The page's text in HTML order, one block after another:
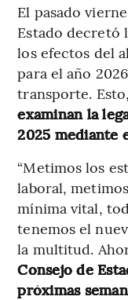
El pasado
Estado decretó
los efectos del
para el año
transporte.
examinan la
2025 mediante
“Metimos los
laboral,
mínima vital,
tenemos el
la multitud.
Consejo de
próximas